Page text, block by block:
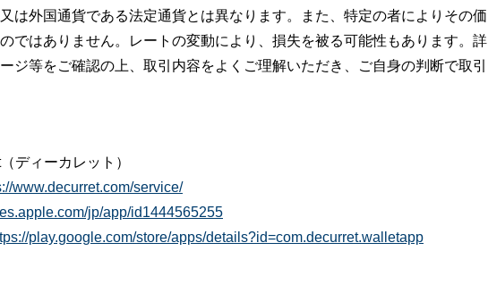
は外国通貨である法定通貨とは異なります。また、特定の者によりその価
ではありません。レートの変動により、損失を被る可能性もあります。詳
ジ等をご確認の上、取引内容をよくご理解いただき、ご自身の判断で取引
ディーカレット）
www.decurret.com/service/
jp/app/id1444565255
play.google.com/store/apps/details?id=com.decurret.walletapp